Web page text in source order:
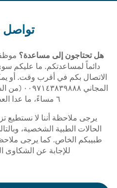
تواصل
هل تحتاجون إلى مساعدة؟
دائماً لمساعدتكم. ما عليكم
الاتصال بكم في أقرب وقت. أو
٦ مساءً، ما عدا العطلات الرسمية)
يرجى ملاحظة أننا لا نستطيع
الحالات الطبية الشخصية،
طبيبكم الخاص. كما يرجى
للإجابة عن الشكاوى